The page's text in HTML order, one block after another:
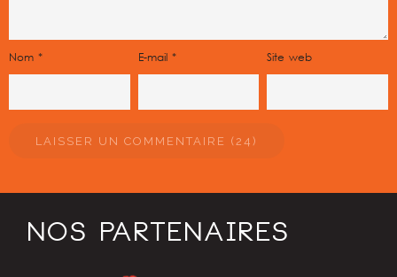
Nom * E-mail * Site web
NOS PARTENAIRES